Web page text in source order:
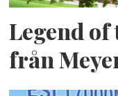
Legend of
från